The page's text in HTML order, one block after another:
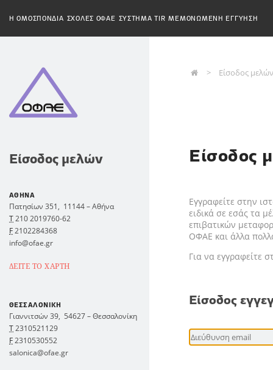
H ΟΜΟΣΠΟΝΔΙΑ ΣΧΟΛΕΣ ΟΦΑΕ ΣΥΣΤΗΜΑ TIR ΜΕΜΟΝΩΜΕΝΗ ΕΓΓΥΗΣΗ
Είσοδος μελών
ΑΘΗΝΑ
Πατησίων 351, 11144–Αθήνα
Τ210 2019760-62
F2102284368
info@ofae.gr
ΔΕΙΤΕ ΤΟ ΧΑΡΤΗ
ΘΕΣΣΑΛΟΝΙΚΗ
Γιαννιτσών 39, 54627–Θεσσαλονίκη
Τ2310521129
F2310530552
salonica@ofae.gr
Είσοδος
Είσοδος
Εγγραφείτε στην
ειδικά σε εσάς τα
επιβατικών
ΟΦΑΕ και άλλα
Για να εγγραφείτε
Είσοδος